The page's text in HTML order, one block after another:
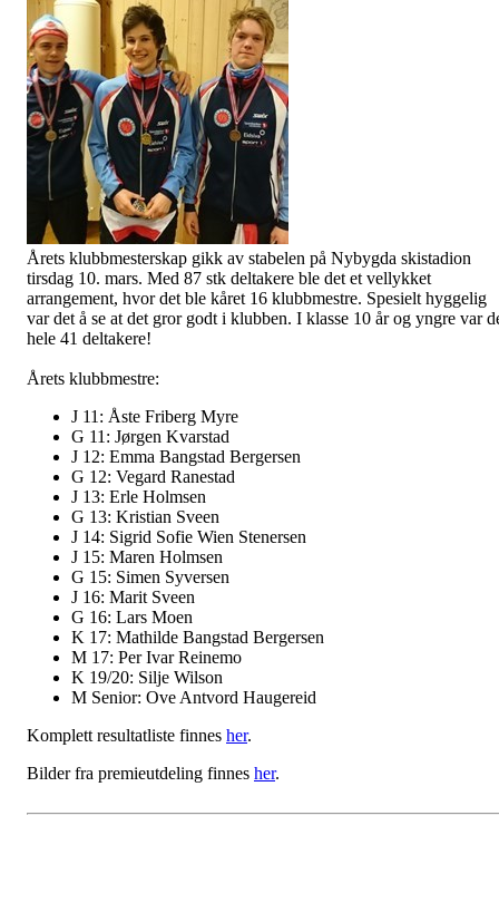
Årets klubbmesterskap gikk av stabelen på Nybygda skistadion
tirsdag 10. mars. Med 87 stk deltakere ble det et vellykket
arrangement, hvor det ble kåret 16 klubbmestre. Spesielt hyggelig
var det å se at det gror godt i klubben. I klasse 10 år og yngre var
hele 41 deltakere!
Årets klubbmestre:
J 11: Åste Friberg Myre
G 11: Jørgen Kvarstad
J 12: Emma Bangstad Bergersen
G 12: Vegard Ranestad
J 13: Erle Holmsen
G 13: Kristian Sveen
J 14: Sigrid Sofie Wien Stenersen
J 15: Maren Holmsen
G 15: Simen Syversen
J 16: Marit Sveen
G 16: Lars Moen
K 17: Mathilde Bangstad Bergersen
M 17: Per Ivar Reinemo
K 19/20: Silje Wilson
M Senior: Ove Antvord Haugereid
Komplett resultatliste finnes her.
Bilder fra premieutdeling finnes her.